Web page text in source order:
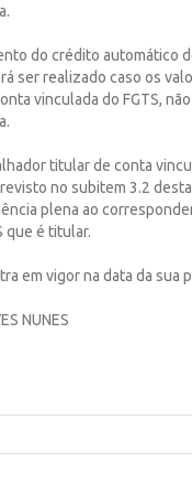
do crédito automático
ser realizado caso os
vinculada do FGTS,
titular de conta
no subitem 3.2
plena ao
que é titular.
em vigor na data da sua
NUNES